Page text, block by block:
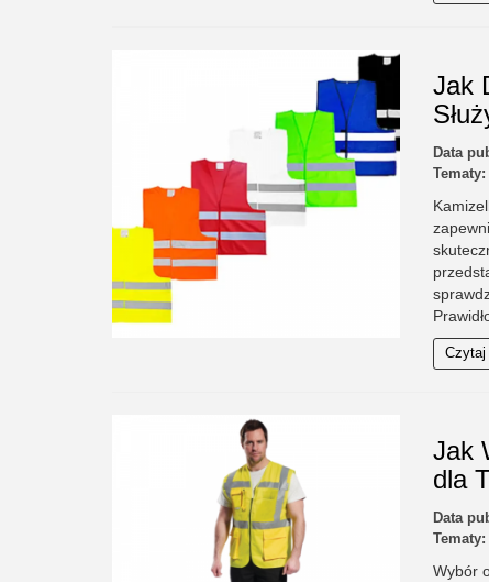
Jak
Data
Tematy:
Czytaj
Jak
dla
Data
Tematy:
Wybór